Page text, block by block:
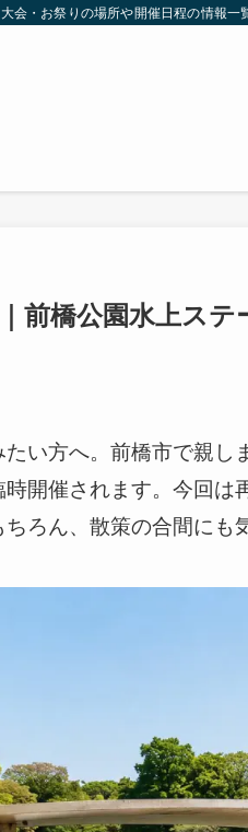
会・お祭りの場所や開催日程の情報一
前橋公園水上ス
い方へ。前橋市で親
開催されます。今回は
ろん、散策の合間にも